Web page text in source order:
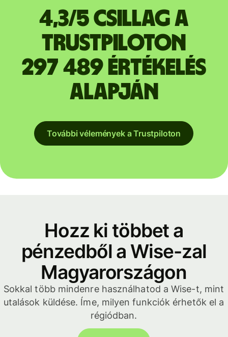
4,3/5 csillag a
Trustpiloton
297 489 értékelés
alapján
További vélemények a Trustpiloton
Hozz ki többet a
pénzedből a Wise-zal
Magyarországon
Sokkal több mindenre használhatod a Wise-t, mint
utalások küldése. Íme, milyen funkciók érhetők el a
régiódban.